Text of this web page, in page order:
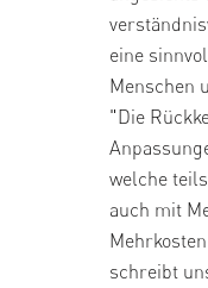
eine
Menschen
"Die
welche
auch mit
schreibt